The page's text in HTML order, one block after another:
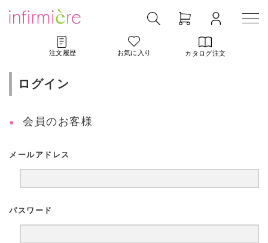
注文履歴 お気に入り カタログ注文
ログイン
会員のお客様
メールアドレス
パスワード